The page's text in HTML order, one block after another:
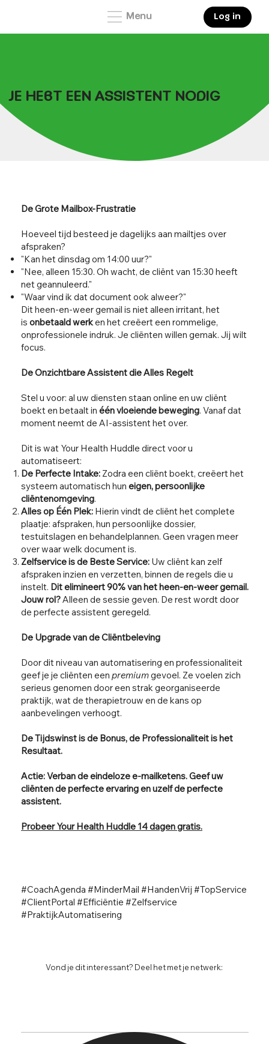
Menu Log in
JE HEBT EEN ASSISTENT NODIG
De Grote Mailbox-Frustratie
Hoeveel tijd besteed je dagelijks aan mailtjes over
afspraken?
"Kan het dinsdag om 14:00 uur?"
"Nee, alleen 15:30. Oh wacht, de cliënt van 15:30 heeft
net geannuleerd."
"Waar vind ik dat document ook alweer?"
Dit heen-en-weer gemail is niet alleen irritant, het
isonbetaald werken het creëert een rommelige,
onprofessionele indruk. Je cliënten willen gemak. Jij wilt
focus.
De Onzichtbare Assistent die Alles Regelt
Stel u voor: al uw diensten staan online en uw cliënt
boekt en betaalt inéén vloeiende beweging. Vanaf dat
moment neemt de AI-assistent het over.
Dit is wat Your Health Huddle direct voor u
automatiseert:
De Perfecte Intake: Zodra een cliënt boekt, creëert het
systeem automatisch huneigen, persoonlijke
cliëntenomgeving.
Alles op Één Plek: Hierin vindt de cliënt het complete
plaatje: afspraken, hun persoonlijke dossier,
testuitslagen en behandelplannen. Geen vragen meer
over waar welk document is.
Zelfservice is de Beste Service: Uw cliënt kan zelf
afspraken inzien en verzetten, binnen de regels die u
instelt. Dit elimineert 90% van het heen-en-weer gemail.
Jouw rol?Alleen de sessie geven. De rest wordt door
de perfecte assistent geregeld.
De Upgrade van de Cliëntbeleving
Door dit niveau van automatisering en professionaliteit
geef je je cliënten eenpremiumgevoel. Ze voelen zich
serieus genomen door een strak georganiseerde
praktijk, wat de therapietrouw en de kans op
aanbevelingen verhoogt.
De Tijdswinst is de Bonus, de Professionaliteit is het
Resultaat.
Actie: Verban de eindeloze e-mailketens. Geef uw
cliënten de perfecte ervaring en uzelf de perfecte
assistent.
Probeer Your Health Huddle 14 dagen gratis.
#CoachAgenda #MinderMail #HandenVrij #TopService
#ClientPortal #Efficiëntie #Zelfservice
#PraktijkAutomatisering
Vond je dit interessant? Deel het met je netwerk: